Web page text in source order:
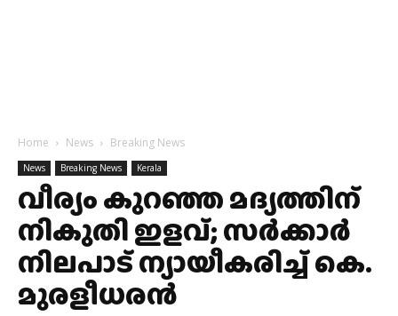
Home News Breaking News
News Breaking News Kerala
വീര്യം കുറഞ്ഞ മദ്യത്തിന്
നികുതി ഇളവ്; സർക്കാർ
നിലപാട് ന്യായീകരിച്ച് കെ.
മുരളീധരൻ